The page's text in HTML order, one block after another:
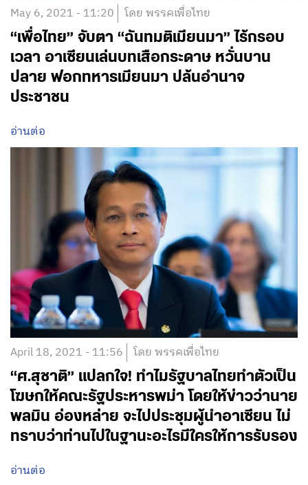
May 6, 2021 - 11:20 โดย พรรคเพื่อไทย
“เพื่อไทย” จับตา “ฉันทมติเมียนมา” ไร้กรอบ
เวลา อาเซียนเล่นบทเสือกระดาษ หวั่นบาน
ปลาย ฟอกทหารเมียนมา ปล้นอำนาจ
ประชาชน
อ่านต่อ
April 18, 2021 - 11:56 โดย พรรคเพื่อไทย
“ศ.สุชาติ” แปลกใจ! ทำไมรัฐบาลไทยทำตัวเป็น
โฆษกให้คณะรัฐประหารพม่า โดยให้ข่าวว่านาย
พลมิน อ่องหล่าย จะไปประชุมผู้นำอาเซียน ไม่
ทราบว่าท่านไปในฐานะอะไรมีใครให้การรับรอง
อ่านต่อ